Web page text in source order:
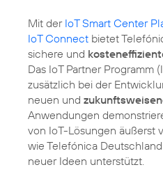
Mit der IoT Smart Center
IoT Connect bietet
sichere und
Das IoT Partner Programm
zusätzlich bei der
neuen und
Anwendungen
von IoT-Lösungen äußerst
wie Telefónica
neuer Ideen unterstützt.